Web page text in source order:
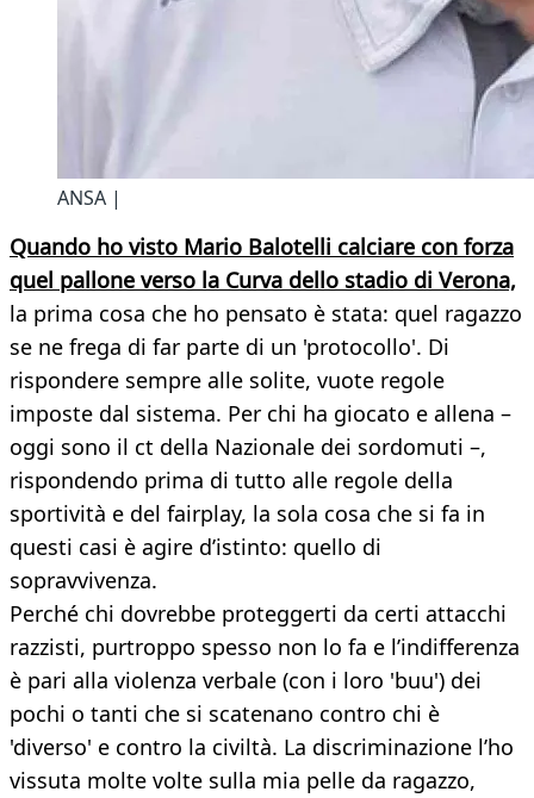
ANSA |
Quando ho visto Mario Balotelli calciare con forza
quel pallone verso la Curva dello stadio di Verona,
la prima cosa che ho pensato è stata: quel ragazzo
se ne frega di far parte di un 'protocollo'. Di
rispondere sempre alle solite, vuote regole
imposte dal sistema. Per chi ha giocato e allena –
oggi sono il ct della Nazionale dei sordomuti –,
rispondendo prima di tutto alle regole della
sportività e del fairplay, la sola cosa che si fa in
questi casi è agire d’istinto: quello di
sopravvivenza.
Perché chi dovrebbe proteggerti da certi attacchi
razzisti, purtroppo spesso non lo fa e l’indifferenza
è pari alla violenza verbale (con i loro 'buu') dei
pochi o tanti che si scatenano contro chi è
'diverso' e contro la civiltà. La discriminazione l’ho
vissuta molte volte sulla mia pelle da ragazzo,